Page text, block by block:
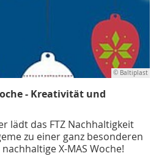
© Baltiplast
- Kreativität und
lädt das FTZ Nachhaltigkeit
zu einer ganz besonderen
X-MAS Woche!